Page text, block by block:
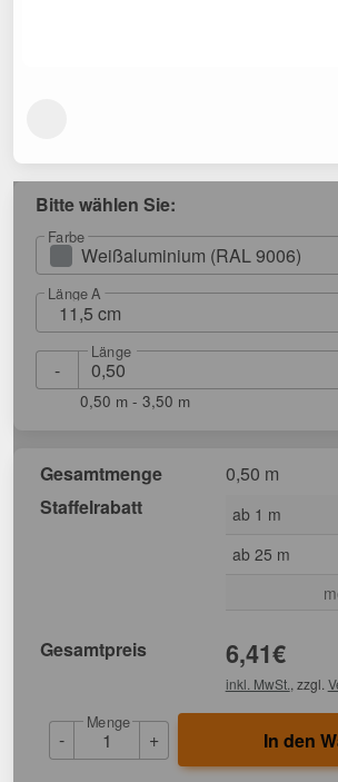
Bitte wählen Sie:
Farbe
Weißaluminium (RAL 9006)
Länge A
11,5 cm
-
Länge
0,50 m - 3,50 m
Gesamtmenge
0,50 m
Staffelrabatt
ab 1 m
ab 25 m
Gesamtpreis 6,41€
inkl. MwSt. , zzgl.
-
Menge
+ In den